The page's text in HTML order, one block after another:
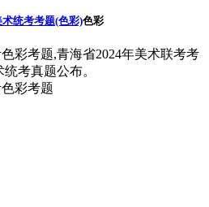
术统考考题(色彩)色彩
彩考题,青海省2024年美术联考考
考真题公布。